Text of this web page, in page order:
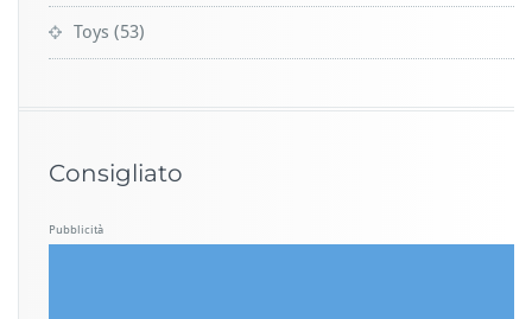
Toys (53)
Consigliato
Pubblicità